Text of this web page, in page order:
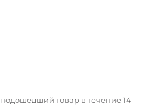
товар в течение 14